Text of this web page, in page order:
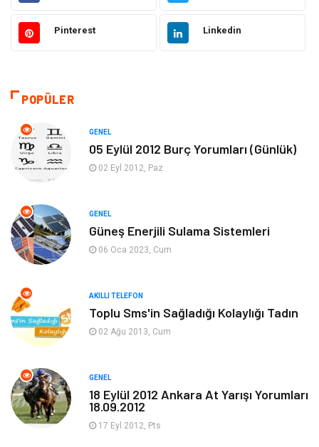
Ülkemizden Haberler Politika & Siyaset
Akıllı Telefon
Soru-Cevap
Ekonomi
Tanıtıcı Reklam Alışveriş
Dekorasyon Tatil
Makine
Güzellik & Bakım
Organizasyon
Pinterest Linkedin
POPÜLER
GENEL
05 Eylül 2012 Burç Yorumları (Günlük)
02 Eyl 2012, Paz
GENEL
Güneş Enerjili Sulama Sistemleri
06 Oca 2023, Cum
AKILLI TELEFON
Toplu Sms'in Sağladığı Kolaylığı Tadın
02 Ağu 2013, Cum
GENEL
18 Eylül 2012 Ankara At Yarışı Yorumları
18.09.2012
17 Eyl 2012, Pts